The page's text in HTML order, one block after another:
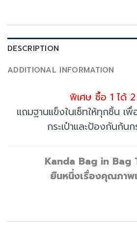
DESCRIPTION
ADDITIONAL INFORMATION
พิเศษ ซื้อ 1 ได้
แถมฐานแข็งในเซ็ทให้ทุกชิ้น เ
กระเป๋าและป้องกันก้นก
Kanda Bag in Bag
ยืนหนึ่งเรื่องคุณภาพ